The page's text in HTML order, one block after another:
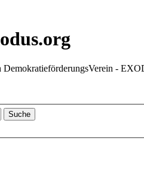
DemokratieförderungsVerein -